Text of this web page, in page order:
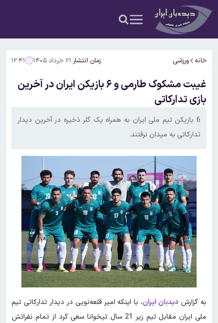
خانه ورزشی زمان انتشار:۲۱ خرداد ۱۴۰۵ ۱۲:۴۱
غیبت مشکوک طارمی و ۶ بازیکن ایران در آخرین
بازی تدارکاتی
6 بازیکن تیم ملی ایران به همراه یک گلر ذخیره در آخرین دیدار
تدارکاتی به میدان نرفتند.
به گزارش دیدبان ایران، با اینکه امیر قلعه‌نویی در دیدار تدارکاتی تیم
ملی ایران مقابل تیم زیر 21 سال تیخوانا سعی کرد از تمام نفراتش